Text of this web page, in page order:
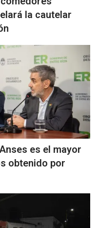
la cautelar
es el mayor
obtenido por